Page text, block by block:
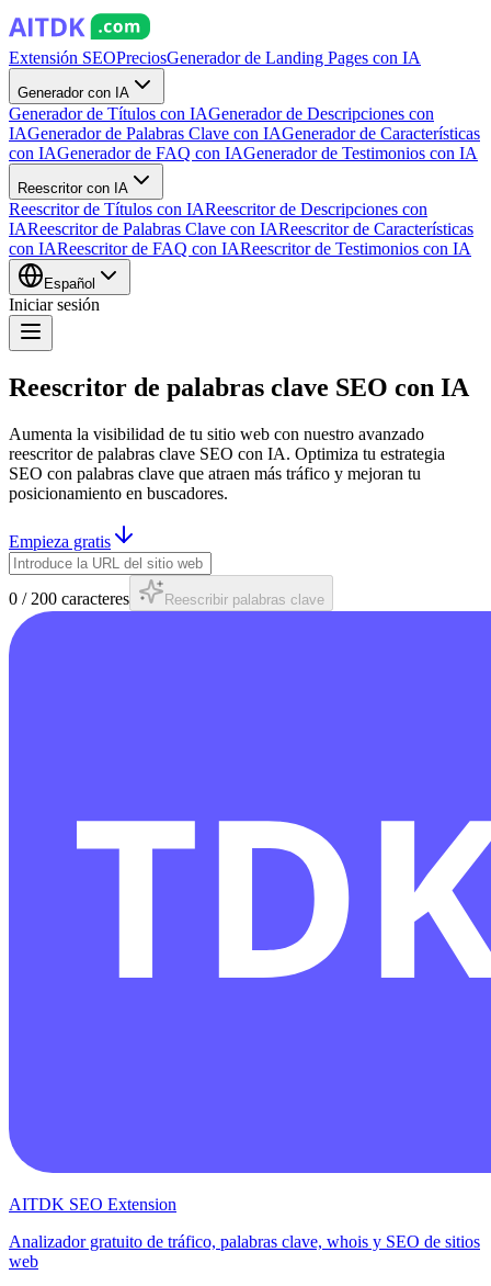
Extensión SEOPreciosGenerador de Landing Pages con IA
Generador con IA
Generador de Títulos con IAGenerador de Descripciones con
IAGenerador de Palabras Clave con IAGenerador de Características
con IAGenerador de FAQ con IAGenerador de Testimonios con IA
Reescritor con IA
Reescritor de Títulos con IAReescritor de Descripciones con
IAReescritor de Palabras Clave con IAReescritor de Características
con IAReescritor de FAQ con IAReescritor de Testimonios con IA
Español
Iniciar sesión
Reescritor de palabras clave SEO con IA
Aumenta la visibilidad de tu sitio web con nuestro avanzado
reescritor de palabras clave SEO con IA. Optimiza tu estrategia
SEO con palabras clave que atraen más tráfico y mejoran tu
posicionamiento en buscadores.
Empieza gratis
0 / 200 caracteres Reescribir palabras clave
AITDK SEO Extension
Analizador gratuito de tráfico, palabras clave, whois y SEO de sitios
web